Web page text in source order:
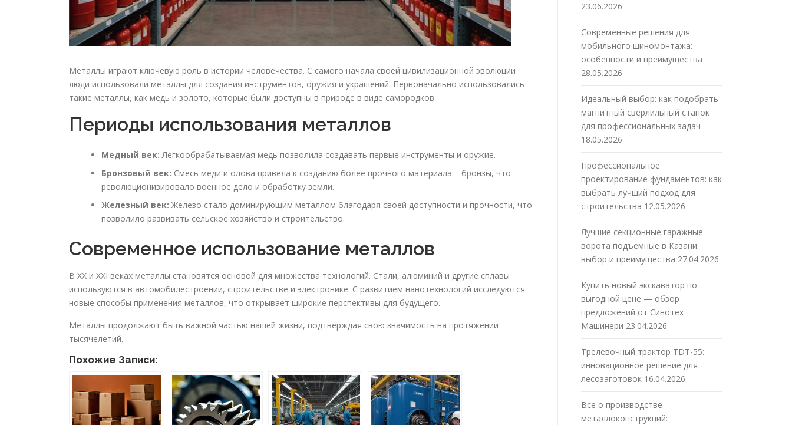
Металлы играют ключевую роль в истории человечества. С самого начала своей цивилизационной эволюции
люди использовали металлы для создания инструментов, оружия и украшений. Первоначально использовались
такие металлы, как медь и золото, которые были доступны в природе в виде самородков.
Периоды использования металлов
Медный век: Легкообрабатываемая медь позволила создавать первые инструменты и оружие.
Бронзовый век: Смесь меди и олова привела к созданию более прочного материала – бронзы, что
революционизировало военное дело и обработку земли.
Железный век: Железо стало доминирующим металлом благодаря своей доступности и прочности, что
позволило развивать сельское хозяйство и строительство.
Современное использование металлов
В XX и XXI веках металлы становятся основой для множества технологий. Стали, алюминий и другие сплавы
используются в автомобилестроении, строительстве и электронике. С развитием нанотехнологий исследуются
новые способы применения металлов, что открывает широкие перспективы для будущего.
Металлы продолжают быть важной частью нашей жизни, подтверждая свою значимость на протяжении
тысячелетий.
Похожие Записи:
23.06.2026
Современные решения для
мобильного шиномонтажа:
особенности и преимущества
28.05.2026
Идеальный выбор: как подобрать
магнитный сверлильный станок
для профессиональных задач
18.05.2026
Профессиональное
проектирование фундаментов: как
выбрать лучший подход для
строительства 12.05.2026
Лучшие секционные гаражные
ворота подъемные в Казани:
выбор и преимущества 27.04.2026
Купить новый экскаватор по
выгодной цене — обзор
предложений от Синотех
Машинери 23.04.2026
Трелевочный трактор TDT-55:
инновационное решение для
лесозаготовок 16.04.2026
Все о производстве
металлоконструкций: